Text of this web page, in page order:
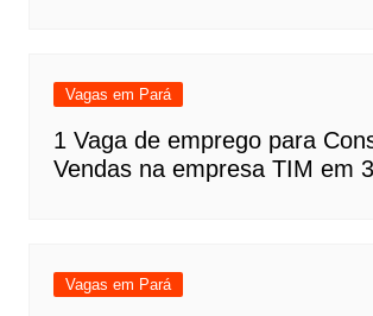
Vagas em Pará
1 Vaga de emprego para
Vendas na empresa TIM em
Vagas em Pará